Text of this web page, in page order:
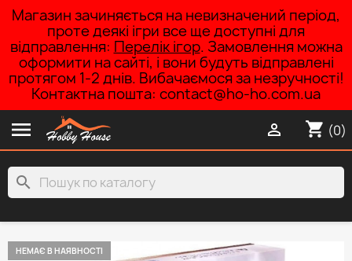
Магазин зачиняється на невизначений період,
проте деякі ігри все ще доступні для
відправлення: Перелік ігор. Замовлення можна
оформити на сайті, і вони будуть відправлені
протягом 1-2 днів. Вибачаємося за незручності!
Контактна пошта: contact@ho-ho.com.ua
 shopping_cart (0)

search
НЕМАЄ В НАЯВНОСТІ